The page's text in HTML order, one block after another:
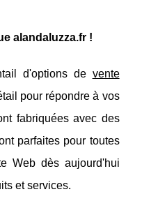
alandaluzza.fr !
d'options de vente
pour répondre à vos
fabriquées avec des
parfaites pour toutes
Web dès aujourd'hui
et services.